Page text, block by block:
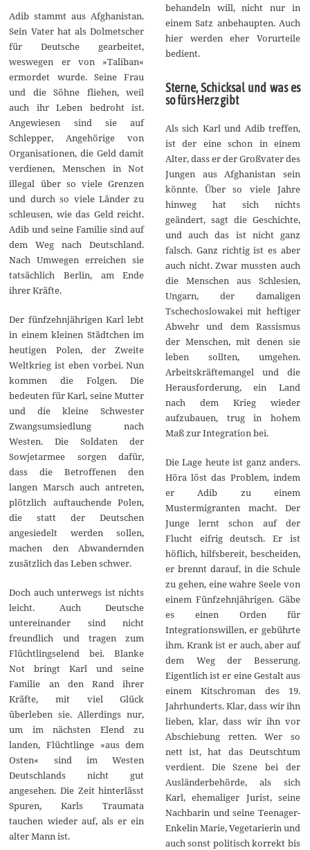
Adib stammt aus Afghanistan.
Sein Vater hat als Dolmetscher
für Deutsche gearbeitet,
weswegen er von »Taliban«
ermordet wurde. Seine Frau
und die Söhne fliehen, weil
auch ihr Leben bedroht ist.
Angewiesen sind sie auf
Schlepper, Angehörige von
Organisationen, die Geld damit
verdienen, Menschen in Not
illegal über so viele Grenzen
und durch so viele Länder zu
schleusen, wie das Geld reicht.
Adib und seine Familie sind auf
dem Weg nach Deutschland.
Nach Umwegen erreichen sie
tatsächlich Berlin, am Ende
ihrer Kräfte.
Der fünfzehnjährigen Karl lebt
in einem kleinen Städtchen im
heutigen Polen, der Zweite
Weltkrieg ist eben vorbei. Nun
kommen die Folgen. Die
bedeuten für Karl, seine Mutter
und die kleine Schwester
Zwangsumsiedlung nach
Westen. Die Soldaten der
Sowjetarmee sorgen dafür,
dass die Betroffenen den
langen Marsch auch antreten,
plötzlich auftauchende Polen,
die statt der Deutschen
angesiedelt werden sollen,
machen den Abwandernden
zusätzlich das Leben schwer.
Doch auch unterwegs ist nichts
leicht. Auch Deutsche
untereinander sind nicht
freundlich und tragen zum
Flüchtlingselend bei. Blanke
Not bringt Karl und seine
Familie an den Rand ihrer
Kräfte, mit viel Glück
überleben sie. Allerdings nur,
um im nächsten Elend zu
landen, Flüchtlinge »aus dem
Osten« sind im Westen
Deutschlands nicht gut
angesehen. Die Zeit hinterlässt
Spuren, Karls Traumata
tauchen wieder auf, als er ein
alter Mann ist.
behandeln will, nicht nur in
einem Satz anbehaupten. Auch
hier werden eher Vorurteile
bedient.
Sterne, Schicksal und was es
so fürs Herz gibt
Als sich Karl und Adib treffen,
ist der eine schon in einem
Alter, dass er der Großvater des
Jungen aus Afghanistan sein
könnte. Über so viele Jahre
hinweg hat sich nichts
geändert, sagt die Geschichte,
und auch das ist nicht ganz
falsch. Ganz richtig ist es aber
auch nicht. Zwar mussten auch
die Menschen aus Schlesien,
Ungarn, der damaligen
Tschechoslowakei mit heftiger
Abwehr und dem Rassismus
der Menschen, mit denen sie
leben sollten, umgehen.
Arbeitskräftemangel und die
Herausforderung, ein Land
nach dem Krieg wieder
aufzubauen, trug in hohem
Maß zur Integration bei.
Die Lage heute ist ganz anders.
Höra löst das Problem, indem
er Adib zu einem
Mustermigranten macht. Der
Junge lernt schon auf der
Flucht eifrig deutsch. Er ist
höflich, hilfsbereit, bescheiden,
er brennt darauf, in die Schule
zu gehen, eine wahre Seele von
einem Fünfzehnjährigen. Gäbe
es einen Orden für
Integrationswillen, er gebührte
ihm. Krank ist er auch, aber auf
dem Weg der Besserung.
Eigentlich ist er eine Gestalt aus
einem Kitschroman des 19.
Jahrhunderts. Klar, dass wir ihn
lieben, klar, dass wir ihn vor
Abschiebung retten. Wer so
nett ist, hat das Deutschtum
verdient. Die Szene bei der
Ausländerbehörde, als sich
Karl, ehemaliger Jurist, seine
Nachbarin und seine Teenager-
Enkelin Marie, Vegetarierin und
auch sonst politisch korrekt bis